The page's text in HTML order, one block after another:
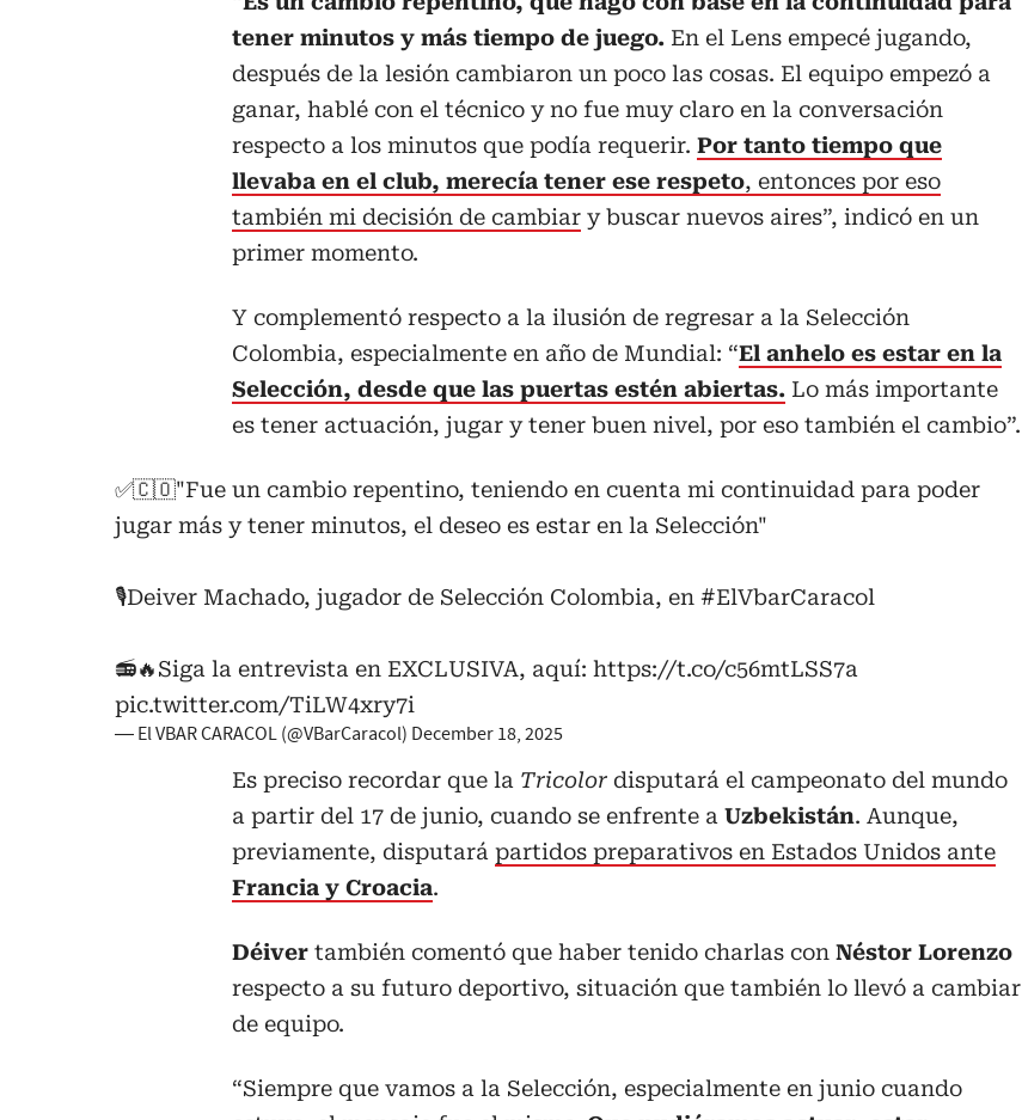
tener minutos y más tiempo de juego. En el Lens empecé jugando,
después de la lesión cambiaron un poco las cosas. El equipo empezó a
ganar, hablé con el técnico y no fue muy claro en la conversación
respecto a los minutos que podía requerir. Por tanto tiempo que
llevaba en el club, merecía tener ese respeto, entonces por eso
también mi decisión de cambiar y buscar nuevos aires”, indicó en un
primer momento.
Y complementó respecto a la ilusión de regresar a la Selección
Colombia, especialmente en año de Mundial: “El anhelo es estar en la
Selección, desde que las puertas estén abiertas. Lo más importante
es tener actuación, jugar y tener buen nivel, por eso también el cambio”.
✅🇨🇴"Fue un cambio repentino, teniendo en cuenta mi continuidad para poder
jugar más y tener minutos, el deseo es estar en la Selección"
🎙️Deiver Machado, jugador de Selección Colombia, en #ElVbarCaracol
📻🔥Siga la entrevista en EXCLUSIVA, aquí: https://t.co/c56mtLSS7a
pic.twitter.com/TiLW4xry7i
— El VBAR CARACOL (@VBarCaracol) December 18, 2025
Es preciso recordar que la Tricolor disputará el campeonato del mundo
a partir del 17 de junio, cuando se enfrente a Uzbekistán. Aunque,
previamente, disputará partidos preparativos en Estados Unidos ante
Francia y Croacia.
Déiver también comentó que haber tenido charlas con Néstor Lorenzo
respecto a su futuro deportivo, situación que también lo llevó a cambiar
de equipo.
“Siempre que vamos a la Selección, especialmente en junio cuando